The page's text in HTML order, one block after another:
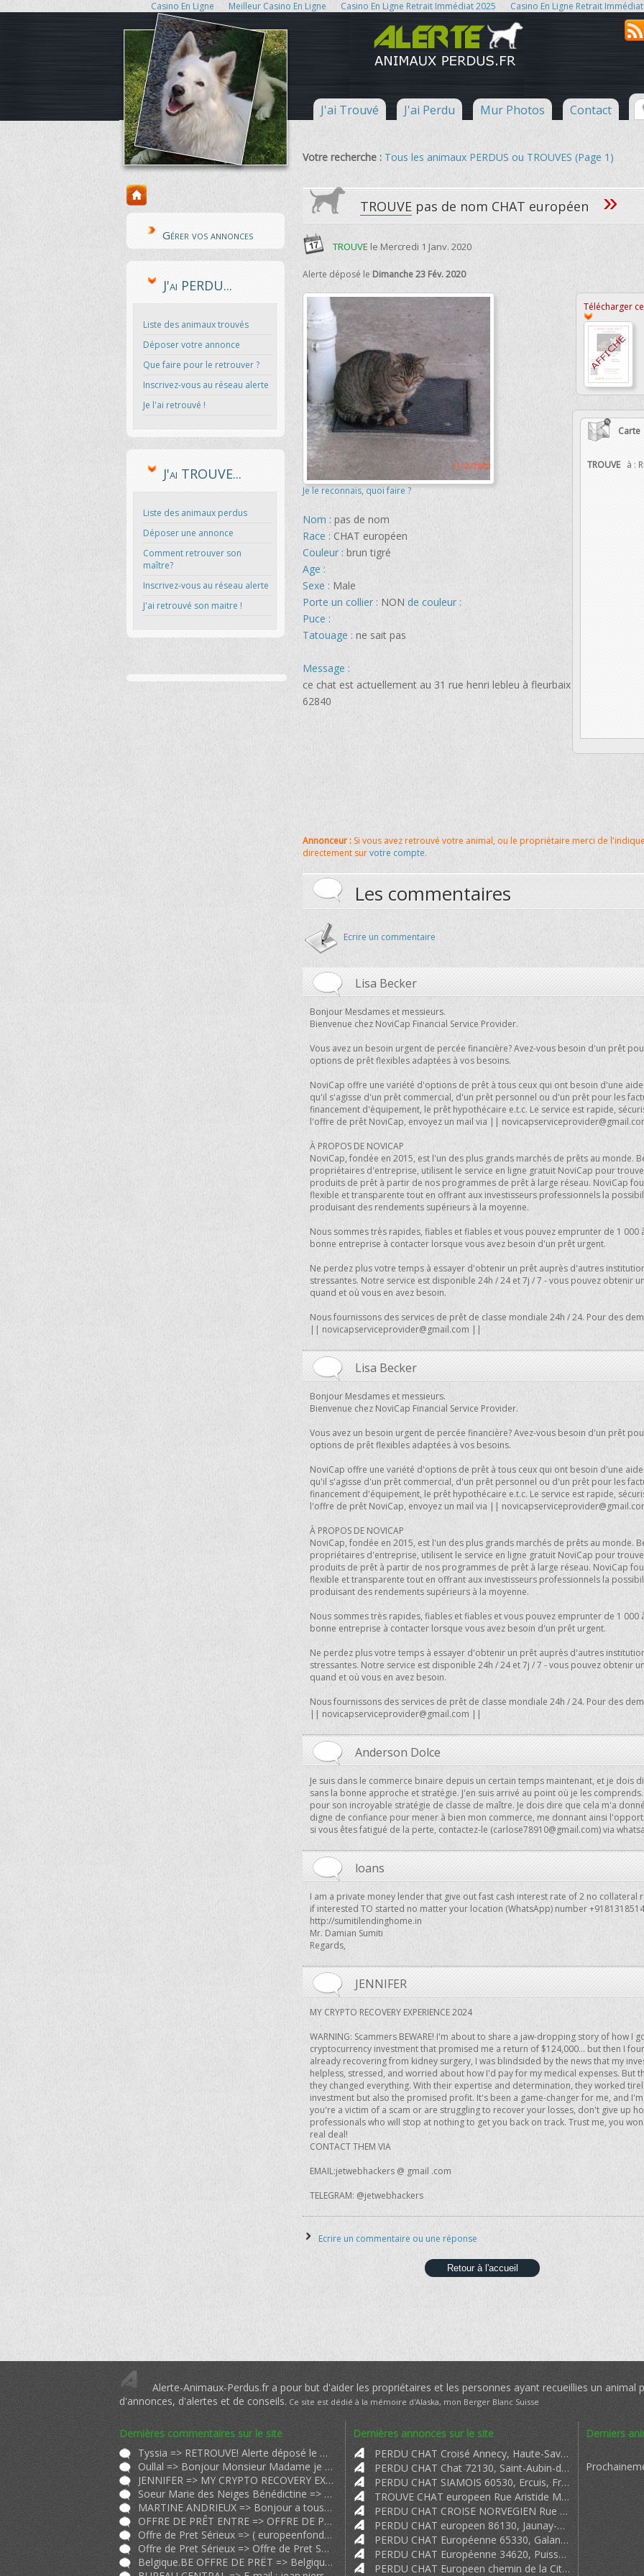
Casino En Ligne Meilleur Casino En Ligne Casino En Ligne Retrait Immédiat 2025 Casino En Ligne Retrait Immédiat
J'ai Trouvé J'ai Perdu Mur Photos Contact
Gérer vos annonces
J'ai PERDU...
Liste des animaux trouvés
Déposer votre annonce
Que faire pour le retrouver ?
Inscrivez-vous au réseau alerte
Je l'ai retrouvé !
J'ai TROUVE...
Liste des animaux perdus
Déposer une annonce
Comment retrouver son
maître?
Inscrivez-vous au réseau alerte
J'ai retrouvé son maitre !
Votre recherche : Tous les animaux PERDUS ou TROUVES (Page 1)
TROUVE pas de nom CHAT européen »
TROUVE le Mercredi 1 Janv. 2020
Alerte déposé le Dimanche 23 Fév. 2020
Je le reconnais, quoi faire ?
Nom : pas de nom
Race : CHAT européen
Couleur : brun tigré
Age :
Sexe : Male
Porte un collier : NON de couleur :
Puce :
Tatouage : ne sait pas
Message :
ce chat est actuellement au 31 rue henri lebleu à fleurbaix
62840
Télécharger
Carte
TROUVEà :
Annonceur : Si vous avez retrouvé votre animal, ou le propriétaire merci de
directement survotre compte.
Les commentaires
Ecrire un commentaire
Lisa Becker
Bonjour Mesdames et messieurs.
Bienvenue chez NoviCap Financial Service Provider.
Vous avez un besoin urgent de percée financière? Avez-vous besoin d'un prêt
options de prêt flexibles adaptées à vos besoins.
NoviCap offre une variété d'options de prêt à tous ceux qui ont besoin d'une
qu'il s'agisse d'un prêt commercial, d'un prêt personnel ou d'un prêt pour les
financement d'équipement, le prêt hypothécaire e.t.c. Le service est rapide,
l'offre de prêt NoviCap, envoyez un mail via ||
À PROPOS DE NOVICAP
NoviCap, fondée en 2015, est l'un des plus grands marchés de prêts au monde.
propriétaires d'entreprise, utilisent le service en ligne gratuit NoviCap pour
produits de prêt à partir de nos programmes de prêt à large réseau. NoviCap
flexible et transparente tout en offrant aux investisseurs professionnels la
produisant des rendements supérieurs à la moyenne.
Nous sommes très rapides, fiables et fiables et vous pouvez emprunter de 1 000
bonne entreprise à contacter lorsque vous avez besoin d'un prêt urgent.
Ne perdez plus votre temps à essayer d'obtenir un prêt auprès d'autres
stressantes. Notre service est disponible 24h / 24 et 7j / 7 - vous pouvez obtenir
quand et où vous en avez besoin.
Nous fournissons des services de prêt de classe mondiale 24h / 24. Pour des
|| novicapserviceprovider@gmail.com ||
Lisa Becker
Bonjour Mesdames et messieurs.
Bienvenue chez NoviCap Financial Service Provider.
Vous avez un besoin urgent de percée financière? Avez-vous besoin d'un prêt
options de prêt flexibles adaptées à vos besoins.
NoviCap offre une variété d'options de prêt à tous ceux qui ont besoin d'une
qu'il s'agisse d'un prêt commercial, d'un prêt personnel ou d'un prêt pour les
financement d'équipement, le prêt hypothécaire e.t.c. Le service est rapide,
l'offre de prêt NoviCap, envoyez un mail via ||
À PROPOS DE NOVICAP
NoviCap, fondée en 2015, est l'un des plus grands marchés de prêts au monde.
propriétaires d'entreprise, utilisent le service en ligne gratuit NoviCap pour
produits de prêt à partir de nos programmes de prêt à large réseau. NoviCap
flexible et transparente tout en offrant aux investisseurs professionnels la
produisant des rendements supérieurs à la moyenne.
Nous sommes très rapides, fiables et fiables et vous pouvez emprunter de 1 000
bonne entreprise à contacter lorsque vous avez besoin d'un prêt urgent.
Ne perdez plus votre temps à essayer d'obtenir un prêt auprès d'autres
stressantes. Notre service est disponible 24h / 24 et 7j / 7 - vous pouvez obtenir
quand et où vous en avez besoin.
Nous fournissons des services de prêt de classe mondiale 24h / 24. Pour des
|| novicapserviceprovider@gmail.com ||
Anderson Dolce
Je suis dans le commerce binaire depuis un certain temps maintenant, et je dois
sans la bonne approche et stratégie. J'en suis arrivé au point où je les
pour son incroyable stratégie de classe de maître. Je dois dire que cela m'a
digne de confiance pour mener à bien mon commerce, me donnant ainsi
si vous êtes fatigué de la perte, contactez-le (carlose78910@gmail.com) via
loans
I am a private money lender that give out fast cash interest rate of 2 no collateral
if interested TO started no matter your location (WhatsApp) number
http://sumitilendinghome.in
Mr. Damian Sumiti
Regards,
JENNIFER
MY CRYPTO RECOVERY EXPERIENCE 2024
WARNING: Scammers BEWARE! I'm about to share a jaw-dropping story of how I
cryptocurrency investment that promised me a return of $124,000... but then I
already recovering from kidney surgery, I was blindsided by the news that my
helpless, stressed, and worried about how I'd pay for my medical expenses. But
they changed everything. With their expertise and determination, they worked
investment but also the promised profit. It's been a game-changer for me, and
you're a victim of a scam or are struggling to recover your losses, don't give up
professionals who will stop at nothing to get you back on track. Trust me, you
real deal!
CONTACT THEM VIA
EMAIL:jetwebhackers @ gmail .com
TELEGRAM: @jetwebhackers
Ecrire un commentaire ou une réponse
Retour à l'accueil
Alerte-Animaux-Perdus.fr a pour but d'aider les propriétaires et les personnes ayant recueillies un animal
d'annonces, d'alertes et de conseils. Ce site est dédié à la mémoire d'Alaska, mon Berger Blanc Suisse
Dernières commentaires sur le site
Tyssia => RETROUVE! Alerte déposé le Mercredi 22 Aout 2018 RETROUVE RETROUVE
Oullal => Bonjour Monsieur Madame je me présente à vous. Je suis Madame Oull
JENNIFER => MY CRYPTO RECOVERY EXPERIENCE 2024 WARNING: Scammers BEWARE! I'm abou
Soeur Marie des Neiges Bénédictine => Nous venons de trouver un chat semblable au vôtre. Sa photo est sur p
MARTINE ANDRIEUX => Bonjour a tous Victimes Je me suis fait arnaquer et je vous raconte do
OFFRE DE PRÊT ENTRE => OFFRE DE PRÊT ENTRE PARTICULIER SÉRIEUX EN 72H A 0 80 EN FRANCE FR
Offre de Pret Sérieux => ( europeenfondssocial@gmail.com
) Offre de pret entre particulier rapi
Offre de Pret Sérieux => Offre de Pret Sérieux et Rapide 24H;72h;2 9 particulier.ch particul
Belgique.BE OFFRE DE PRËT => Belgique.BE OFFRE DE PRËT ENTRE PARTICULIER Très sérieux et rapide
Dernières annonces sur le site
PERDU CHAT Croisé Annecy, Haute-Savoie, France
PERDU CHAT Chat 72130, Saint-Aubin-de-Locquenay, France
PERDU CHAT SIAMOIS 60530, Ercuis, France
TROUVE CHAT europeen Rue Aristide Maillol, 44570, Trignac, France
PERDU CHAT CROISE NORVEGIEN Rue Principale, 25210, Les Fontenelles, France
PERDU CHAT europeen 86130, Jaunay-Clan, France
PERDU CHAT Européenne 65330, Galan, France
PERDU CHAT Européenne 34620, Puisserguier, France
PERDU CHAT Europeen chemin de la Citadelle, isle d'abeau 38080
Derniers